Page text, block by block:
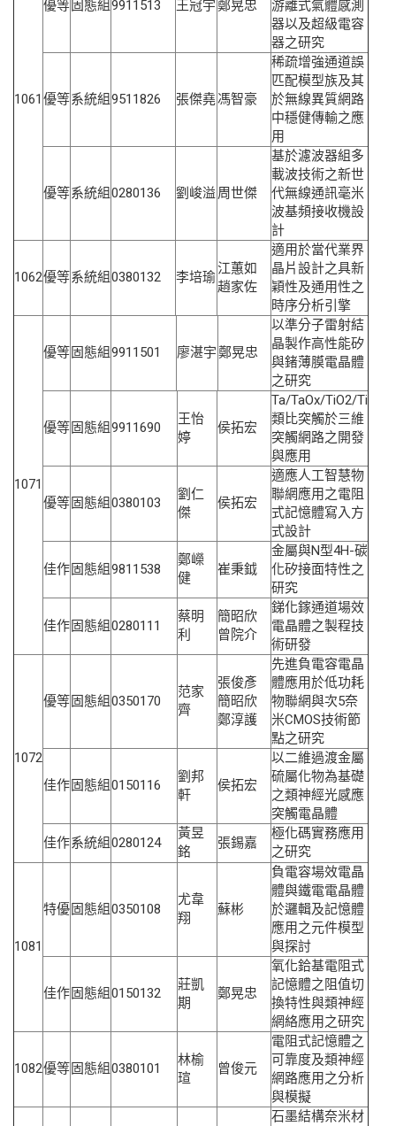
1061
優等 固態組9911513 王冠宇鄭晃忠
游離式氣體感測
器以及超級電容
器之研究
優等系統組9511826 張傑堯馮智豪
稀疏增強通道誤
匹配模型族及其
於無線異質網路
中穩健傳輸之應
用
優等系統組0280136 劉峻溢 周世傑
基於濾波器組多
載波技術之新世
代無線通訊毫米
波基頻接收機設
計
1062優等系統組0380132 李培瑜
江蕙如
趙家佐
適用於當代業界
晶片設計之具新
穎性及通用性之
時序分析引擎
1071
優等 固態組9911501 廖湛宇鄭晃忠
以準分子雷射結
晶製作高性能矽
與鍺薄膜電晶體
之研究
優等 固態組9911690
王怡
婷
侯拓宏
Ta/TaOx/TiO2/Ti
類比突觸於三維
突觸網路之開發
與應用
優等 固態組0380103
劉仁
傑
侯拓宏
適應人工智慧物
聯網應用之電阻
式記憶體寫入方
式設計
佳作 固態組9811538
鄭嶸
健
崔秉鉞
金屬與N型4H-碳
化矽接面特性之
研究
佳作 固態組0280111
蔡明
利
簡昭欣
曾院介
銻化鎵通道場效
電晶體之製程技
術研發
1072
優等 固態組0350170
范家
齊
張俊彥
簡昭欣
鄭淳護
先進負電容電晶
體應用於低功耗
物聯網與次5奈
米CMOS技術節
點之研究
佳作 固態組0150116
劉邦
軒
侯拓宏
以二維過渡金屬
硫屬化物為基礎
之類神經光感應
突觸電晶體
佳作系統組0280124
黃昱
銘
張錫嘉
極化碼實務應用
之研究
1081
特優 固態組0350108
尤韋
翔
蘇彬
負電容場效電晶
體與鐵電電晶體
於邏輯及記憶體
應用之元件模型
與探討
佳作 固態組0150132
莊凱
期
鄭晃忠
氧化鉿基電阻式
記憶體之阻值切
換特性與類神經
網絡應用之研究
1082優等 固態組0380101
林榆
瑄
曾俊元
電阻式記憶體之
可靠度及類神經
網路應用之分析
與模擬
石墨結構奈米材